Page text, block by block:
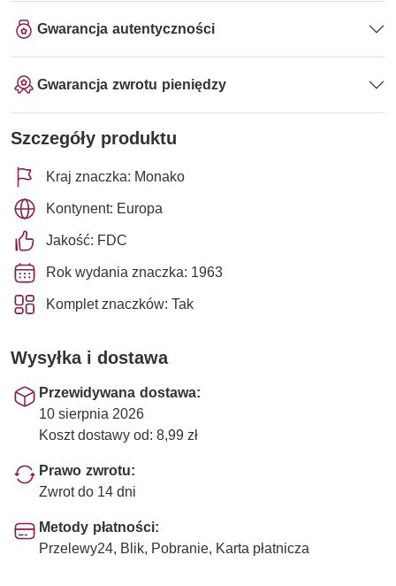
Gwarancja autentyczności
Gwarancja zwrotu pieniędzy
Szczegóły produktu
Kraj znaczka: Monako
Kontynent: Europa
Jakość: FDC
Rok wydania znaczka: 1963
Komplet znaczków: Tak
Wysyłka i dostawa
Przewidywana dostawa:
10 sierpnia 2026
Koszt dostawy od: 8,99 zł
Prawo zwrotu:
Zwrot do 14 dni
Metody płatności:
Przelewy24, Blik, Pobranie, Karta płatnicza